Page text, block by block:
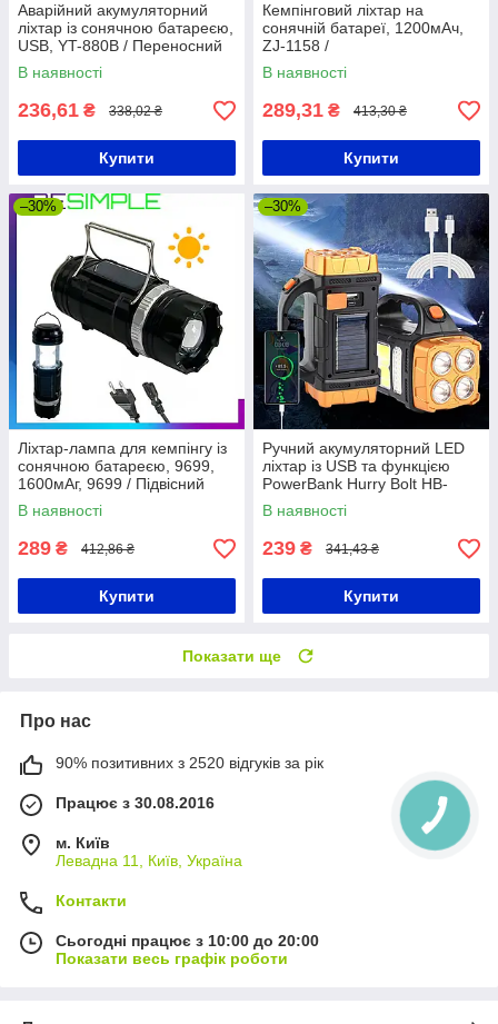
Аварійний акумуляторний
ліхтар із сонячною батареєю,
USB, YT-880B / Переносний
LED прожектор із power bank
В наявності
236,61 ₴ 338,02 ₴
Купити
Кемпінговий ліхтар на
сонячній батареї, 1200мАч,
ZJ-1158 /
Багатофункціональний
акумуляторний ліхтар-лампа
В наявності
289,31 ₴ 413,30 ₴
Купити
–30%
Ліхтар-лампа для кемпінгу із
сонячною батареєю, 9699,
1600мАг, 9699 / Підвісний
світильник з повербанком
В наявності
289 ₴ 412,86 ₴
Купити
–30%
Ручний акумуляторний LED
ліхтар із USB та функцією
PowerBank Hurry Bolt HB-
2678 / Ліхтар на сонячній
батареї
В наявності
239 ₴ 341,43 ₴
Купити
Показати ще
Про нас
90% позитивних з 2520 відгуків за рік
Працює з 30.08.2016
м. Київ
Левадна 11, Київ, Україна
Контакти
Сьогодні працює з 10:00 до 20:00
Показати весь графік роботи